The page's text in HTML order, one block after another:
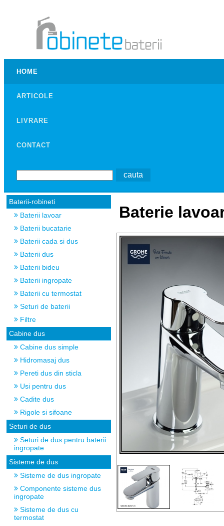
HOME
ARTICOLE
LIVRARE
CONTACT
Baterii-robineti
Baterii lavoar
Baterii bucatarie
Baterii cada si dus
Baterii dus
Baterii bideu
Baterii ingropate
Baterii cu termostat
Seturi de baterii
Filtre
Cabine dus
Cabine dus simple
Hidromasaj dus
Pereti dus din sticla
Usi pentru dus
Cadite dus
Rigole si sifoane
Seturi de dus
Seturi de dus pentru baterii
ingropate
Sisteme de dus
Sisteme de dus ingropate
Componente sisteme dus
ingropate
Sisteme de dus cu
termostat
Baterie